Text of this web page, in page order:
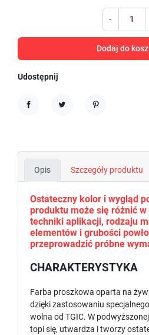
-
Dodaj do
Udostępnij
Opis Szczegóły produktu
Ostateczny kolor i wygląd
produktu może się różnić
techniki aplikacji, rodzaju
elementów i grubości
przeprowadzić próbne
CHARAKTERYSTYKA
Farba proszkowa oparta na
dzięki zastosowaniu
wolna od TGIC. W
topi się, utwardza i tworzy